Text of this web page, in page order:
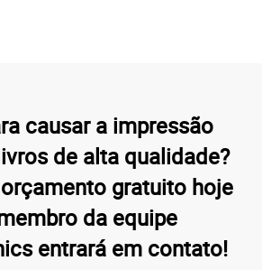
causar a impressão
de alta qualidade?
gratuito hoje
da equipe
entrará em contato!